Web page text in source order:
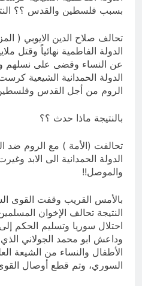
بسبب فلسطين والقدس ؟؟
تحالف صلاح الدين الايوبي (
الدولة الفاطمية نهائياً وقتل
عن النساء وقضى على نسلهم
الدولة الحمدانية الشيعية
الروم من أجل القدس
بالنتيجة ماذا حدث ؟؟
تحالفت (الأمة ) مع الروم ضد
الدولة الحمدانية الى الابد
والموصل!!
بالأمس القريب وقفت القوى
النتيجة تحالف الإخوان
احتلال سوريا وتسليم الحكم
وداعش ابو محمد الجولاني
الأطفال والنساء من الشيعة
السوري، وتم قطع أوصال